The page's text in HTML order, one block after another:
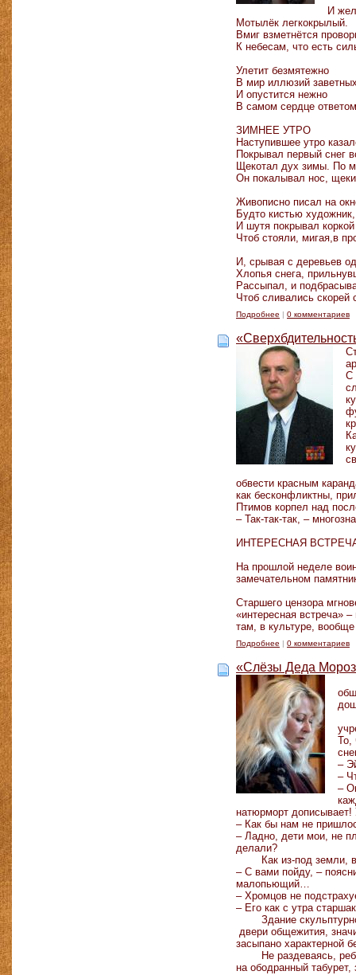
И
Мотылёк
Вмиг взметнётся
К небесам, что есть
Улетит
В мир иллюзий
И опустится
В самом сердце
ЗИМНЕЕ УТРО
Наступившее утро
Покрывал первый снег
Щекотал дух зимы. По
Он покалывал нос,
Живописно писал на
Будто кистью
И шутя покрывал
Чтоб стояли,
И, срывая с деревьев
Хлопья снега,
Рассыпал, и
Чтоб сливались скорей
Подробнее | 0 комментариев
С
обвести красным
как бесконфликтны,
Птимов корпел над
– Так-так-так, –
ИНТЕРЕСНАЯ
На прошлой неделе
замечательном
Старшего цензора
«интересная встреча»
там, в культуре,
Подробнее | 0 комментариев
«Слёзы Деда
То,
–
–
–
натюрморт
– Как бы нам не
– Ладно, дети мои, не
делали?
Как из-под земли,
– С вами пойду, –
малопьющий…
– Хромцов не
– Его как с утра
Здание скульптурной
двери общежития,
засыпано характерной
Не раздеваясь,
на ободранный